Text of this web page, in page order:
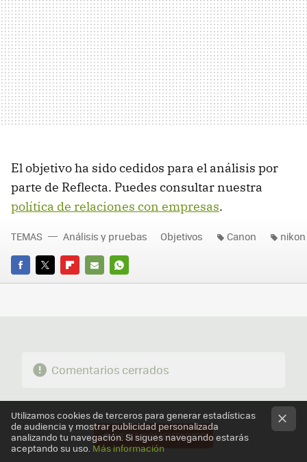
El objetivo ha sido cedidos para el análisis por
parte de Reflecta. Puedes consultar nuestra
política de relaciones con empresas.
FACEBOOK
TWITTERFLIPBOARD
E-
WHATSAPP
TEMAS Análisis y pruebas Objetivos Canon nikon
Comentarios cerrados
VER5 COMENTARIOS
Utilizamos cookies de terceros para generar estadísticas
de audiencia y mostrar publicidad personalizada
analizando tu navegación. Si sigues navegando estarás
aceptando su uso. Más información